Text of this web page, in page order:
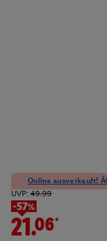
Online ausverkauft!
UVP: 49.99
-57%
21.06*